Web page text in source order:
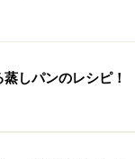
しパンのレシピ！